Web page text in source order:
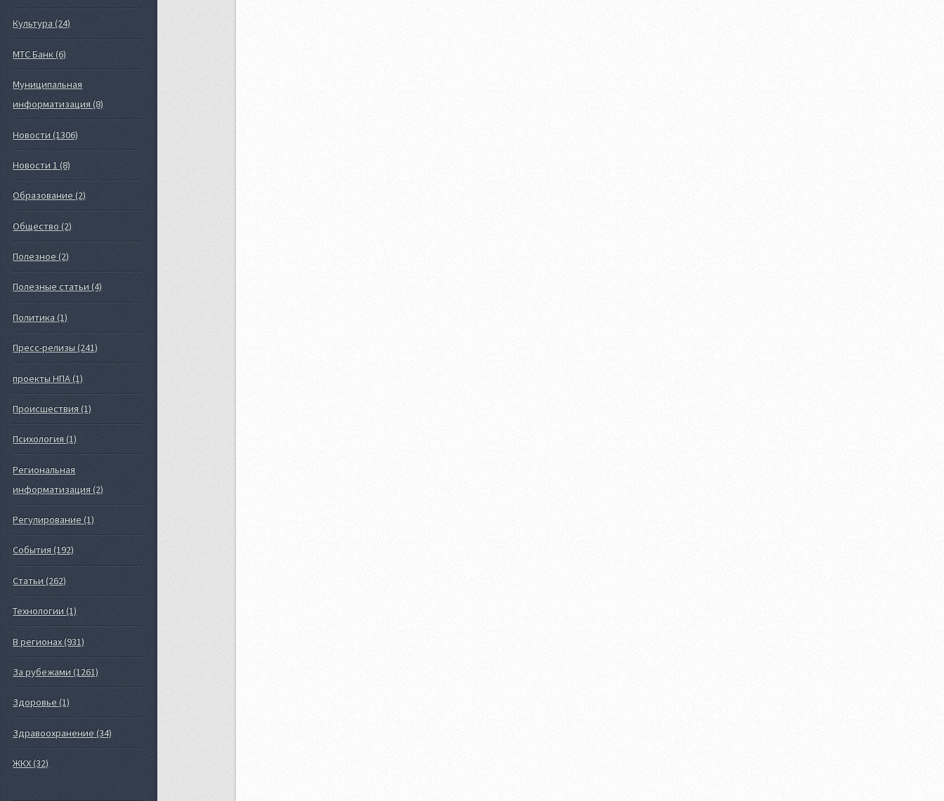
Культура (24)
МТС Банк (6)
Муниципальная
информатизация (8)
Новости (1306)
Новости 1 (8)
Образование (2)
Общество (2)
Полезное (2)
Полезные статьи (4)
Политика (1)
Пресс-релизы (241)
проекты НПА (1)
Происшествия (1)
Психология (1)
Региональная
информатизация (2)
Регулирование (1)
События (192)
Статьи (262)
Технологии (1)
В регионах (931)
За рубежами (1261)
Здоровье (1)
Здравоохранение (34)
ЖКХ (32)